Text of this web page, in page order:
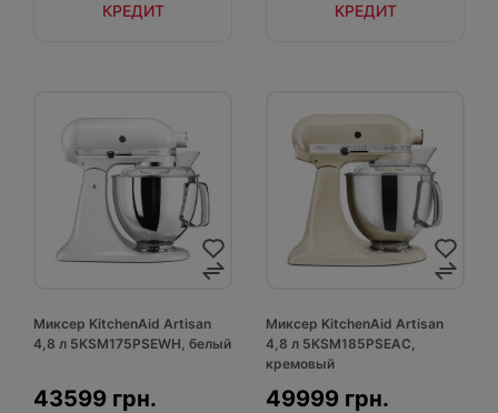
КРЕДИТ КРЕДИТ
Миксер KitchenAid Artisan
4,8 л 5KSM175PSEWH, белый
43599 грн.
Миксер KitchenAid Artisan
4,8 л 5KSM185PSEAC,
кремовый
49999 грн.